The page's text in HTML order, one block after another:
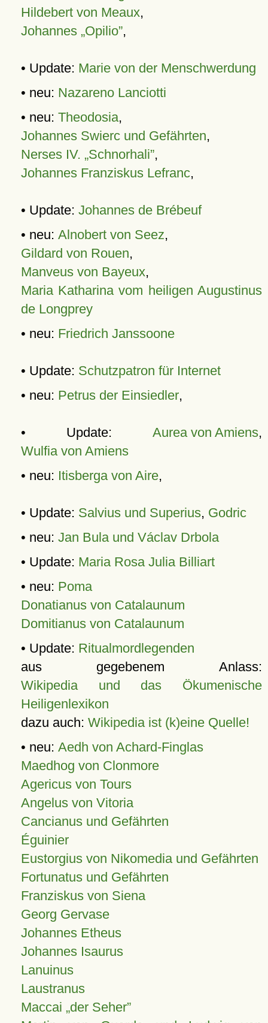
Hildebert von Meaux,
Johannes „Opilio”,
• Update: Marie von der Menschwerdung
• neu: Nazareno Lanciotti
• neu: Theodosia,
Johannes Swierc und Gefährten,
Nerses IV. „Schnorhali”,
Johannes Franziskus Lefranc,
• Update: Johannes de Brébeuf
• neu: Alnobert von Seez,
Gildard von Rouen,
Manveus von Bayeux,
Maria Katharina vom heiligen Augustinus
de Longprey
• neu: Friedrich Janssoone
• Update: Schutzpatron für Internet
• neu: Petrus der Einsiedler,
• Update: Aurea von Amiens,
Wulfia von Amiens
• neu: Itisberga von Aire,
• Update: Salvius und Superius, Godric
• neu: Jan Bula und Václav Drbola
• Update: Maria Rosa Julia Billiart
• neu: Poma
Donatianus von Catalaunum
Domitianus von Catalaunum
• Update: Ritualmordlegenden
aus gegebenem Anlass:
Wikipedia und das Ökumenische
Heiligenlexikon
dazu auch: Wikipedia ist (k)eine Quelle!
• neu: Aedh von Achard-Finglas
Maedhog von Clonmore
Agericus von Tours
Angelus von Vitoria
Cancianus und Gefährten
Éguinier
Eustorgius von Nikomedia und Gefährten
Fortunatus und Gefährten
Franziskus von Siena
Georg Gervase
Johannes Etheus
Johannes Isaurus
Lanuinus
Laustranus
Maccai „der Seher”